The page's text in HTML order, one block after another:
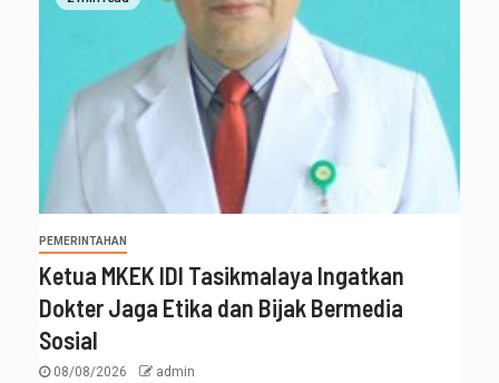
PEMERINTAHAN
Ketua MKEK IDI Tasikmalaya Ingatkan
Dokter Jaga Etika dan Bijak Bermedia
Sosial
08/08/2026 admin